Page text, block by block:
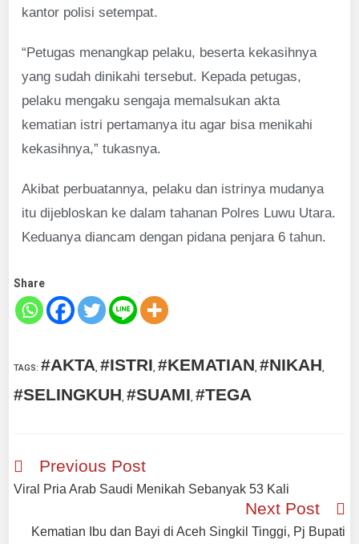
kantor polisi setempat.
“Petugas menangkap pelaku, beserta kekasihnya
yang sudah dinikahi tersebut. Kepada petugas,
pelaku mengaku sengaja memalsukan akta
kematian istri pertamanya itu agar bisa menikahi
kekasihnya,” tukasnya.
Akibat perbuatannya, pelaku dan istrinya mudanya
itu dijebloskan ke dalam tahanan Polres Luwu Utara.
Keduanya diancam dengan pidana penjara 6 tahun.
Share
TAGS:#AKTA, #ISTRI, #KEMATIAN, #NIKAH,
#SELINGKUH, #SUAMI, #TEGA
Previous Post
Viral Pria Arab Saudi Menikah Sebanyak 53 Kali
Next Post
Kematian Ibu dan Bayi di Aceh Singkil Tinggi, Pj Bupati